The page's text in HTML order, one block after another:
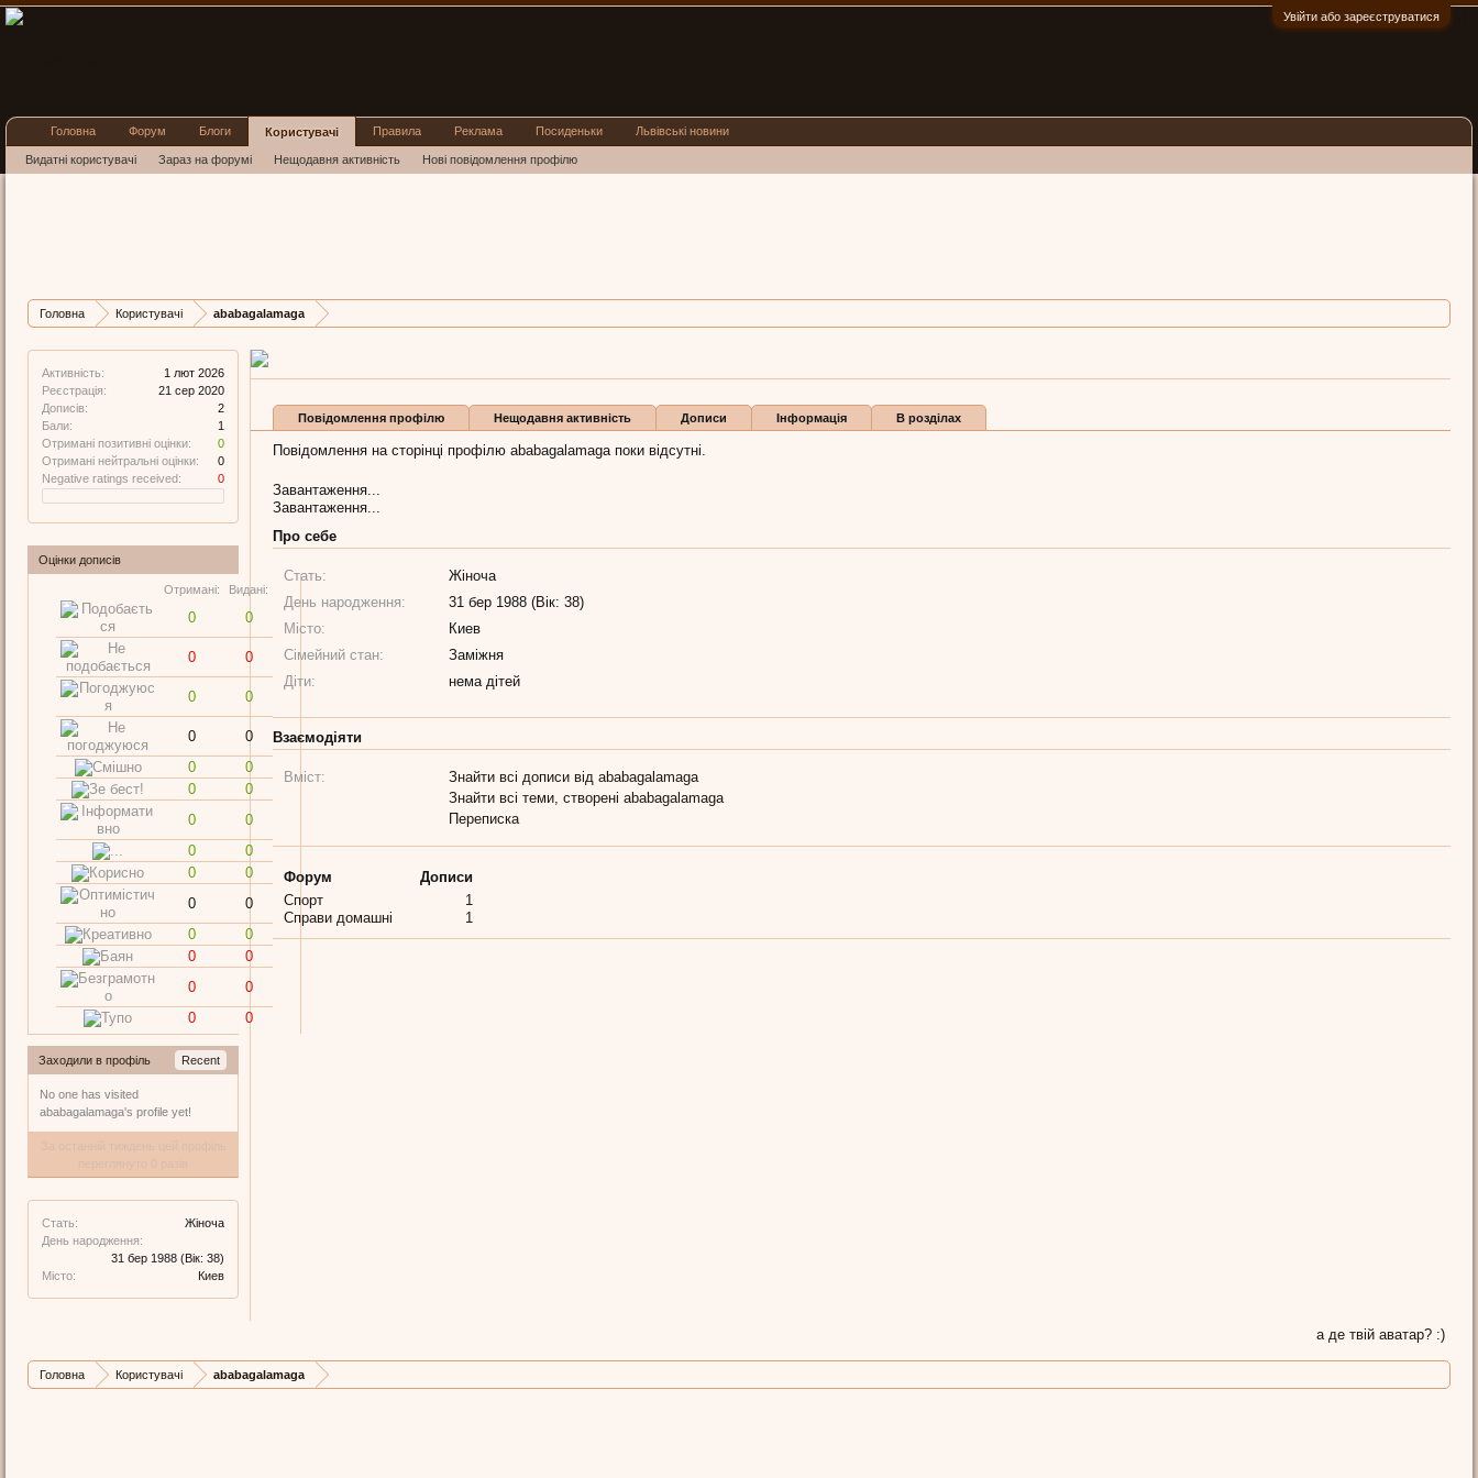
Увійти або зареєструватися
Головна Користувачі ababagalamaga
Активність:
1 лют 2026
Реєстрація:
21 сер 2020
Дописів:
2
Бали:
1
Отримані позитивні оцінки:
0
Отримані нейтральні оцінки:
0
Negative ratings received:
0
Оцінки дописів
Отримані: Видані:
0 0
0 0
0 0
0
0
0
0
0
0
0
0
0
0
0
0
0
0
0
0
0
0
0
0
0
0
Заходили в профіль Recent
No one has visited
ababagalamaga's profile yet!
Стать:
Жіноча
День народження:
31 бер 1988 (Вік: 38)
Місто:
Киев
Дописів
Карма Бали
Повідомлення профілю Нещодавня активність Дописи Інформація В розділах
Повідомлення на сторінці профілю ababagalamaga поки відсутні.
Завантаження...
Завантаження...
Про себе
Стать:
Жіноча
День народження:
31 бер 1988 (Вік: 38)
Місто:
Киев
Сімейний стан:
Заміжня
Діти:
нема дітей
Взаємодіяти
Вміст:
Знайти всі дописи від ababagalamaga
Знайти всі теми, створені ababagalamaga
Переписка
Форум
Дописи
Спорт
1
Справи домашні
1
а де твій аватар? :)
Головна Користувачі ababagalamaga
Головна Форум Блоги Користувачі
Видатні користувачі Зараз на форумі Нещодавня активність Нові повідомлення профілю
Правила Реклама Посиденьки Львівські новини